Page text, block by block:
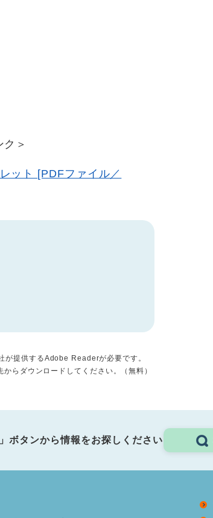
ク＞
ット [PDFファイル／
が提供するAdobe Readerが必要です。
らダウンロードしてください。（無料）
ボタンから情報をお探しください